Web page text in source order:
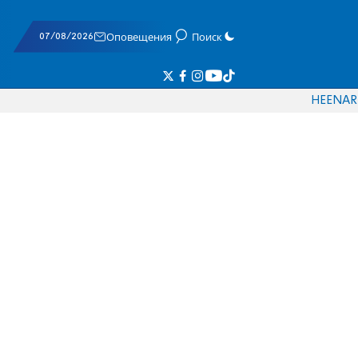
07/08/2026 Оповещения Поиск
HEENAR